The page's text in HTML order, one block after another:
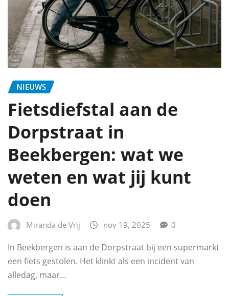
NIEUWS
Fietsdiefstal aan de
Dorpstraat in
Beekbergen: wat we
weten en wat jij kunt
doen
Miranda de Vrij nov 19, 2025 0
In Beekbergen is aan de Dorpstraat bij een supermarkt
een fiets gestolen. Het klinkt als een incident van
alledag, maar…